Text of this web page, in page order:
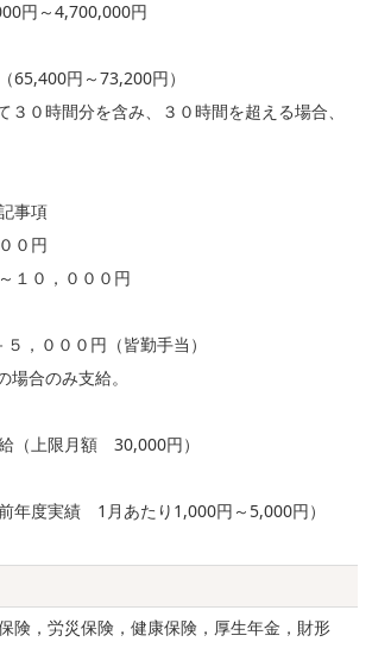
円～4,700,000円
65,400円～73,200円）
０時間分を含み、３０時間を超える場合、
事項
０円
１０，０００円
，０００円（皆勤手当）
合のみ支給。
（上限月額 30,000円）
年度実績 1月あたり1,000円～5,000円）
険，労災保険，健康保険，厚生年金，財形